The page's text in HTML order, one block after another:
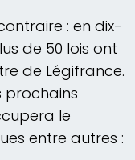
: en dix-
de 50 lois ont
de Légifrance.
prochains
le
entre autres :